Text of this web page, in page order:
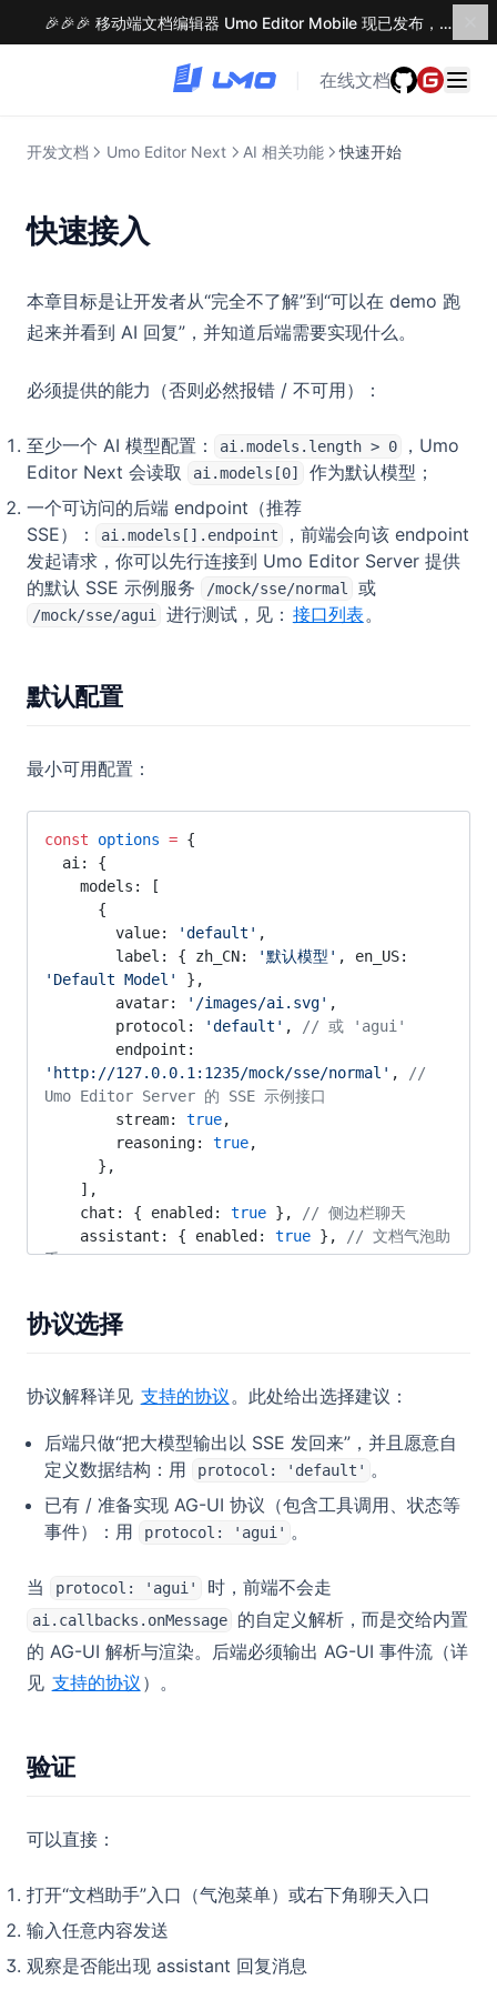
🎉🎉🎉 移动端文档编辑器 Umo Editor Mobile 现已发布，了解更多 →
在线文档
事件列表
字体配置
部署与运行
常见问题
安全策略与合规
配置项
开发文档 Umo Editor Next AI 相关功能 快速开始
快速接入
本章目标是让开发者从“完全不了解”到“可以在 demo 跑
起来并看到 AI 回复”，并知道后端需要实现什么。
必须提供的能力（否则必然报错 / 不可用）：
至少一个 AI 模型配置： ai.models.length > 0
，Umo
Editor Next 会读取
ai.models[0]
作为默认模型；
一个可访问的后端 endpoint（推荐
SSE）：
ai.models[].endpoint
，前端会向该 endpoint
发起请求，你可以先行连接到 Umo Editor Server 提供
的默认 SSE 示例服务
/mock/sse/normal 或
/mock/sse/agui 进行测试，见： 接口列表。
默认配置
最小可用配置：
const options = {
  ai: {
    models: [
      {
        value:
'default' ,
        label: { zh_CN:
'默认模型'
'Default Model'
},
        avatar:
'/images/ai.svg' ,
        protocol:
'default' ,
// 或 'agui'
'http://127.0.0.1:1235/mock/sse/normal' ,
//
Umo Editor Server 的 SSE 示例接口
        stream:
true,
        reasoning:
true,
      },
    ],
    chat: { enabled:
true },
// 侧边栏聊天
    assistant: { enabled:
true },
// 文档气泡助
手
协议选择
协议解释详见 支持的协议。此处给出选择建议：
后端只做“把大模型输出以 SSE 发回来”，并且愿意自
定义数据结构：用
protocol: 'default' 。
已有 / 准备实现 AG-UI 协议（包含工具调用、状态等
事件）：用
protocol: 'agui' 。
当 protocol: 'agui' 时，前端不会走
ai.callbacks.onMessage
的自定义解析，而是交给内置
的 AG-UI 解析与渲染。后端必须输出 AG-UI 事件流（详
见 支持的协议 ）。
验证
可以直接：
打开“文档助手”入口（气泡菜单）或右下角聊天入口
输入任意内容发送
观察是否能出现 assistant 回复消息